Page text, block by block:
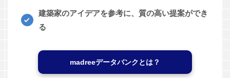
建築家のアイデアを参考に、質の高い提案ができ
る
madreeデータバンクとは？